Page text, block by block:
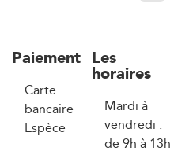
Paiement
Carte
bancaire
Espèce
Les
horaires
Mardi à
vendredi :
de 9h à 13h